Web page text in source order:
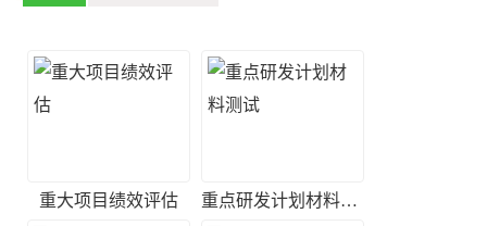
重大项目绩效评估 重点研发计划材料测试